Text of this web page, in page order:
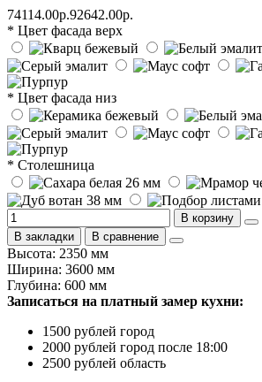
74114.00р.92642.00р.
* Цвет фасада верх
* Цвет фасада низ
* Столешница
В корзину
В закладки
В сравнение
Высота: 2350 мм
Ширина: 3600 мм
Глубина: 600 мм
Записаться на платный замер кухни:
1500 рублей город
2000 рублей город после 18:00
2500 рублей область